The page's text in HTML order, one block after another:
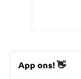
App ons!👋